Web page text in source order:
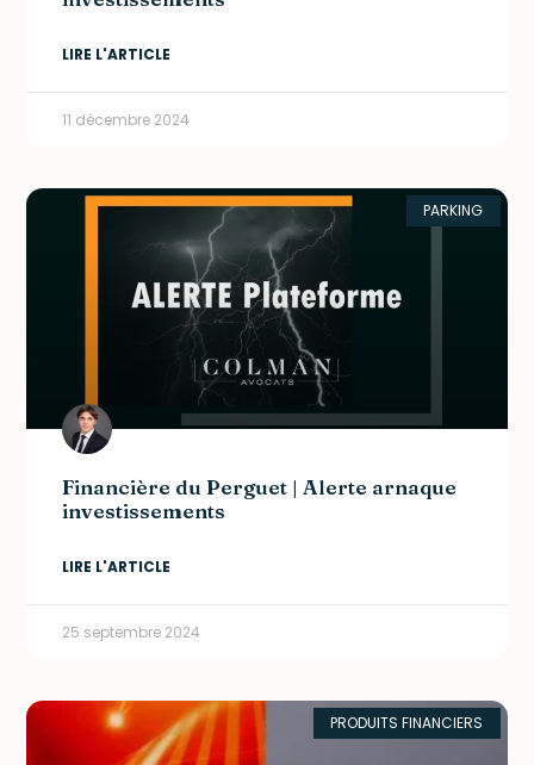
LIRE L'ARTICLE
11 décembre 2024
PARKING
Financière du Perguet | Alerte arnaque
investissements
LIRE L'ARTICLE
25 septembre 2024
PRODUITS FINANCIERS